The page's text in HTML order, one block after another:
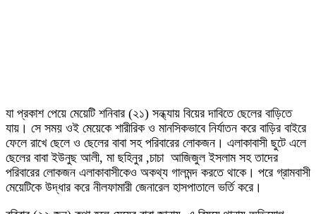
যা প্রকাশ পেয়ে মেয়েটি শনিবার (২১) সন্ধ্যায় বিয়ের দাবিতে ছেলের বাড়িতে
যায়। সে সময় ওই মেয়েকে শারীরিক ও মানসিকভাবে নির্যাতন করে বাড়ির বাইরে
ফেলে রাখে ছেলে ও ছেলের বাবা সহ পরিবারের লোকজন। এলাকাবাসী ছুটে এলে
ছেলের বাবা ইউনুছ আলী, মা ছহিনুর ,চাচা আজিজুল ইসলাম সহ তাদের
পরিবারের লোকজন এলাকাবাসীকেও অকথ্য গালমন্দ করতে থাকে। পরে গ্রামবাসী
মেয়েটিকে উদ্ধার করে নীলফামারী জেনারেল হাসপাতালে ভর্তি করে।